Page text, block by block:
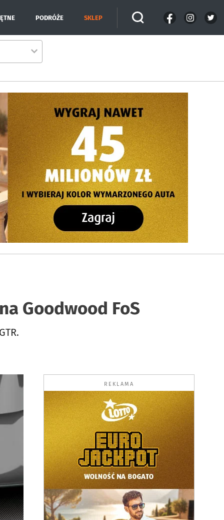
PODRÓŻE SKLEP
Goodwood FoS
REKLAMA